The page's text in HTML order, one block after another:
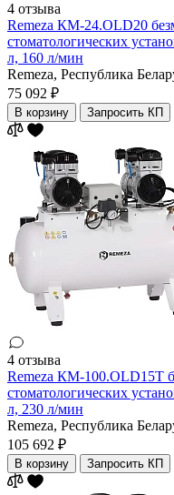
4 отзыва
Remeza КМ-24.OLD20
стоматологических
л, 160 л/мин
Remeza, Республика
75 092 ₽
В корзину Запросить КП
4 отзыва
Remeza КМ-100.OLD15Т
стоматологических
л, 230 л/мин
Remeza, Республика
105 692 ₽
В корзину Запросить КП